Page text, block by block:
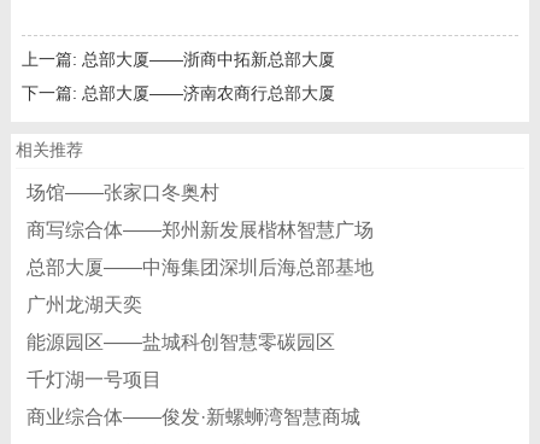
上一篇: 总部大厦——浙商中拓新总部大厦
下一篇: 总部大厦——济南农商行总部大厦
相关推荐
场馆——张家口冬奥村
商写综合体——郑州新发展楷林智慧广场
总部大厦——中海集团深圳后海总部基地
广州龙湖天奕
能源园区——盐城科创智慧零碳园区
千灯湖一号项目
商业综合体——俊发·新螺蛳湾智慧商城